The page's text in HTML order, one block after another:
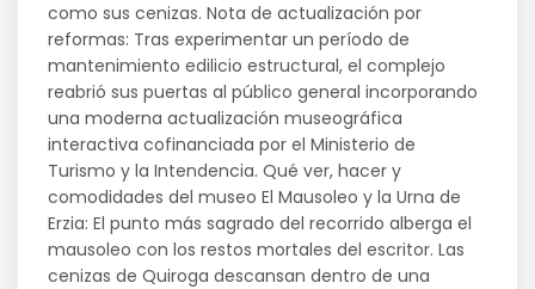
como sus cenizas. Nota de actualización por
reformas: Tras experimentar un período de
mantenimiento edilicio estructural, el complejo
reabrió sus puertas al público general incorporando
una moderna actualización museográfica
interactiva cofinanciada por el Ministerio de
Turismo y la Intendencia. Qué ver, hacer y
comodidades del museo El Mausoleo y la Urna de
Erzia: El punto más sagrado del recorrido alberga el
mausoleo con los restos mortales del escritor. Las
cenizas de Quiroga descansan dentro de una